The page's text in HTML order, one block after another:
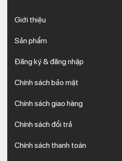
Giới thiệu
Sản phẩm
Đăng ký & đăng nhập
Chính sách bảo mật
Chính sách giao hàng
Chính sách đổi trả
Chính sách thanh toán